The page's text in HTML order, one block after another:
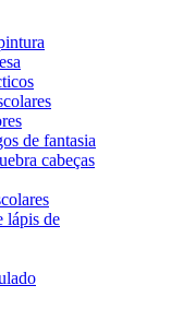
de fantasia
cabeças
lápis de